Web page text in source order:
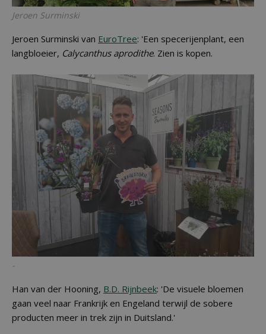
Jeroen Surminski
Jeroen Surminski van EuroTree: 'Een specerijenplant, een
langbloeier, Calycanthus aprodithe. Zien is kopen.
-
Han van der Hooning, B.D. Rijnbeek: 'De visuele bloemen
gaan veel naar Frankrijk en Engeland terwijl de sobere
producten meer in trek zijn in Duitsland.'